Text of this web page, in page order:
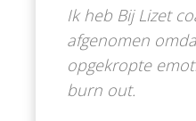
Ik heb Bij Lizet
afgenomen
opgekropte
burn out.